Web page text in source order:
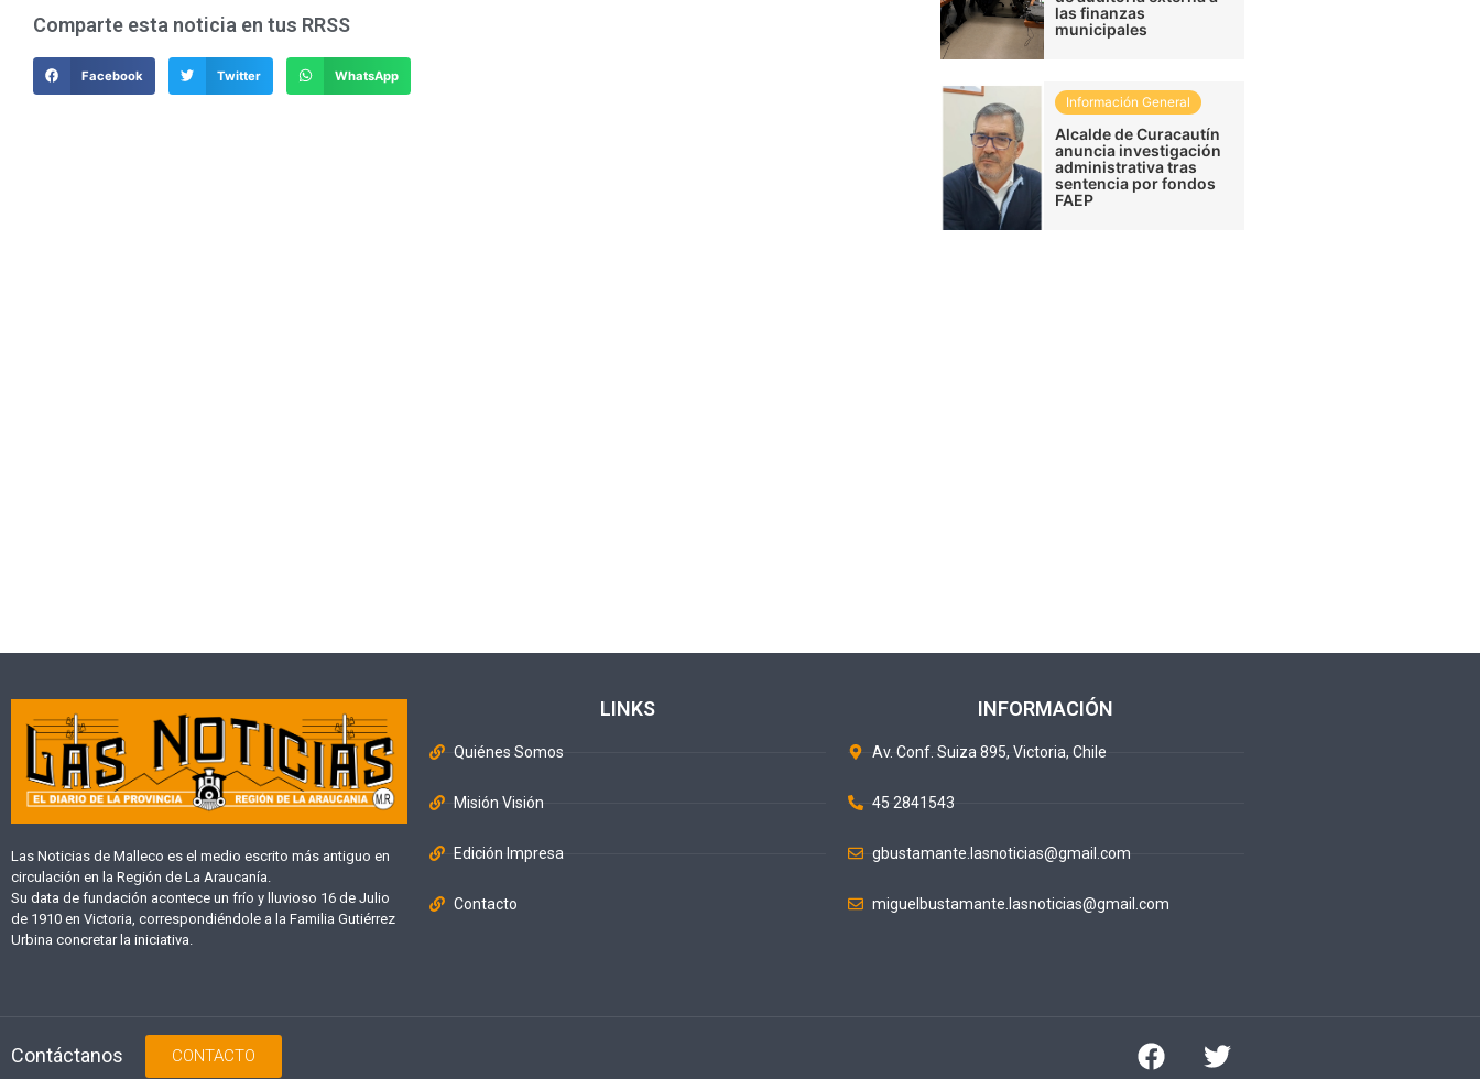
Comparte esta noticia en tus RRSS
Facebook Twitter WhatsApp
las finanzas
municipales
Información General
Alcalde de Curacautín
anuncia investigación
administrativa tras
sentencia por fondos
FAEP
Las Noticias de Malleco es el medio escrito más antiguo en
circulación en la Región de La Araucanía.
Su data de fundación acontece un frío y lluvioso 16 de Julio
de 1910 en Victoria, correspondiéndole a la Familia Gutiérrez
Urbina concretar la iniciativa.
LINKS
Quiénes Somos
Misión Visión
Edición Impresa
Contacto
INFORMACIÓN
Av. Conf. Suiza 895, Victoria, Chile
45 2841543
gbustamante.lasnoticias@gmail.com
miguelbustamante.lasnoticias@gmail.com
Contáctanos CONTACTO